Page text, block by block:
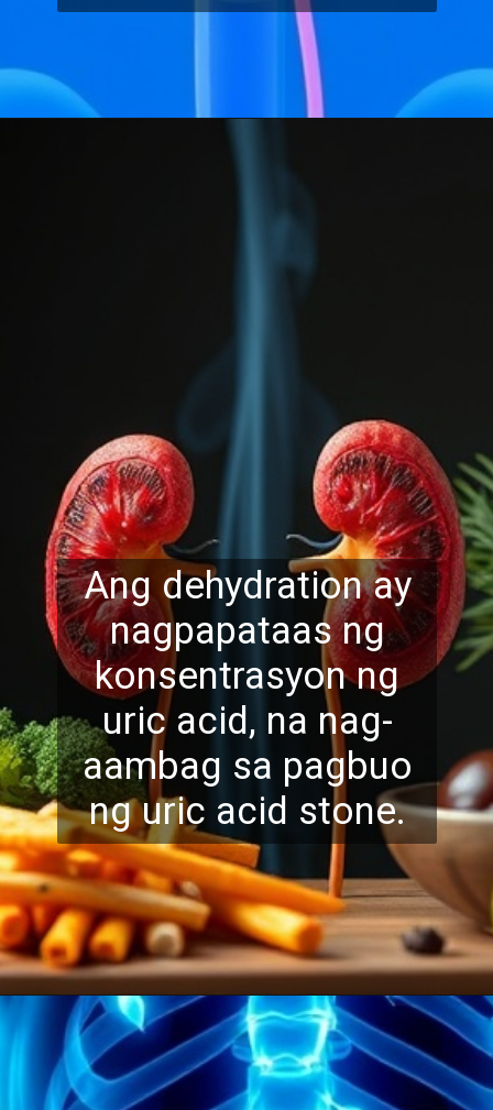
Ang dehydration ay
nagpapataas ng
konsentrasyon ng
uric acid, na nag-
aambag sa pagbuo
nguric acid stone.